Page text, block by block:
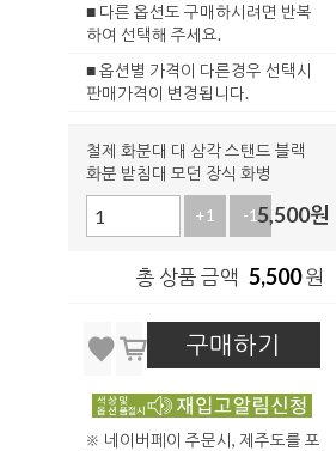
■ 다른 옵션도 구매하시려면 반복
하여 선택해 주세요.
■ 옵션별 가격이 다른경우 선택시
판매가격이 변경됩니다.
철제 화분대 대 삼각 스탠드 블랙
화분 받침대 모던 장식 화병
+1 -15,500원
총 상품 금액 5,500원
구매하기
※ 네이버페이 주문시, 제주도를 포